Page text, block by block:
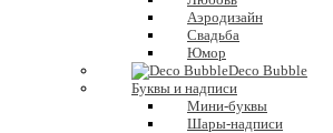
Аэродизайн
Свадьба
Юмор
Deco Bubble
Буквы и надписи
Мини-буквы
Шары-надписи